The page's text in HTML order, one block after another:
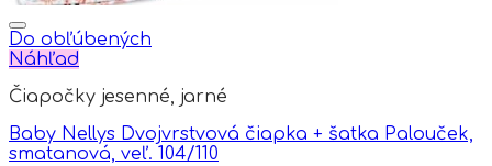
Do obľúbených
Náhľad
Čiapočky jesenné, jarné
Baby Nellys Dvojvrstvová čiapka + šatka Palouček,
smatanová, veľ. 104/110